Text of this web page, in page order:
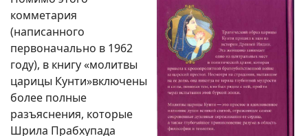
комметария
(написанного
первоначально в 1962
году), в книгу «молитвы
царицы Кунти»включены
более полные
разъяснения, которые
Шрила Прабхупада